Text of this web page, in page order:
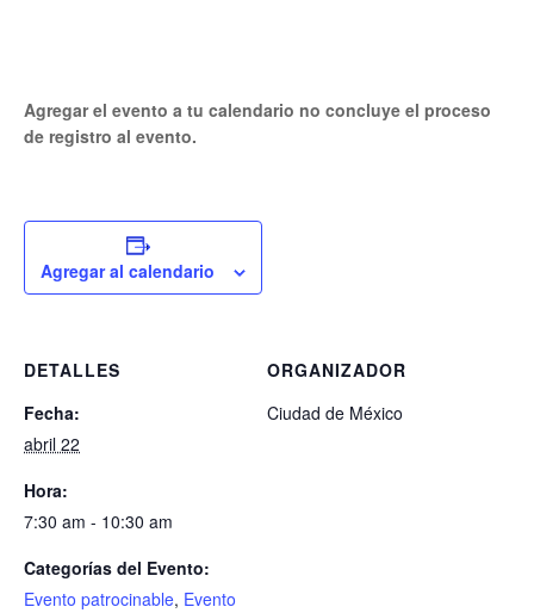
Agregar el evento a tu calendario no concluye el proceso
de registro al evento.
Agregar al calendario
DETALLES
Fecha:
abril 22
Hora:
7:30 am - 10:30 am
Categorías del Evento:
Evento patrocinable, Evento
ORGANIZADOR
Ciudad de México